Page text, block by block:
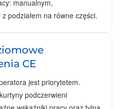
manualnym,
podziałem na równe części.
CE
jest priorytetem.
podczerwieni